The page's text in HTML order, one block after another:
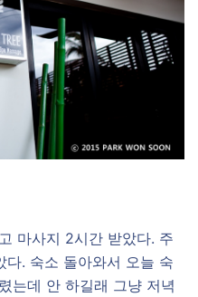
마사지 2시간 받았다. 주
. 숙소 돌아와서 오늘 숙
는데 안 하길래 그냥 저녁